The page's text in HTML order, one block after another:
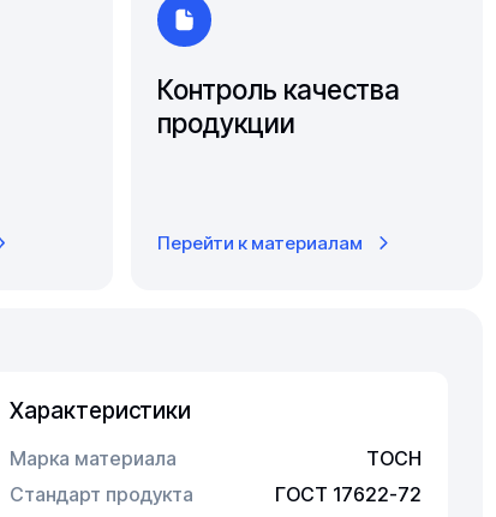
Контроль качества
продукции
Перейти к материалам
Характеристики
Марка материала
ТОСН
Стандарт продукта
ГОСТ 17622-72